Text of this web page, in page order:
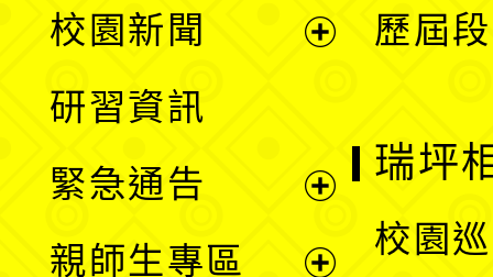
單
校園新聞
選
研習資訊
緊急通告
親師生專區
歷屆
瑞坪
校園